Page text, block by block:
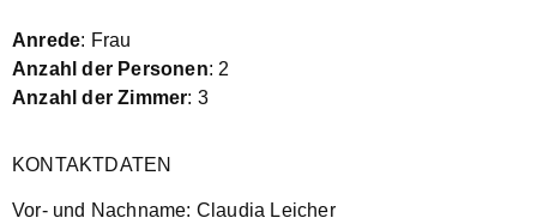
Anrede: Frau
Anzahl der Personen: 2
Anzahl der Zimmer: 3
KONTAKTDATEN
Vor- und Nachname: Claudia Leicher